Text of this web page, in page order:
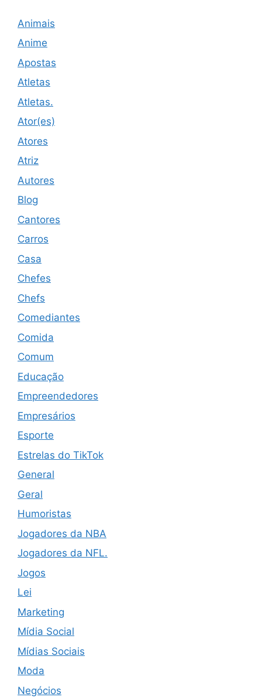
Animais
Anime
Apostas
Atletas
Atletas.
Ator(es)
Atores
Atriz
Autores
Blog
Cantores
Carros
Casa
Chefes
Chefs
Comediantes
Comida
Comum
Educação
Empreendedores
Empresários
Esporte
Estrelas do TikTok
General
Geral
Humoristas
Jogadores da NBA
Jogadores da NFL.
Jogos
Lei
Marketing
Mídia Social
Mídias Sociais
Moda
Negócios